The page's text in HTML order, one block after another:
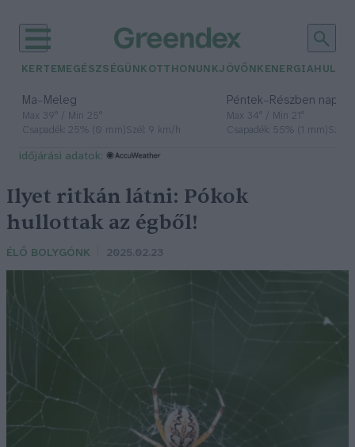
KERTEM EGÉSZSÉGÜNK OTTHONUNKJÖVŐNK ENERGIA
Ma– Meleg
Max 39° / Min 25°
Csapadék: 25% (0 mm)Szél: 9 km/h
Péntek– Részben
Max 34° / Min 21°
Csapadék: 55% (1 mm)Szél:
időjárási adatok:
Ilyet ritkán látni: Pókok
hullottak az égből!
ÉLŐ BOLYGÓNK 2025.02.23